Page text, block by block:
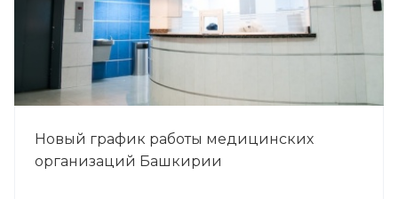
Новый график работы медицинских
организаций Башкирии